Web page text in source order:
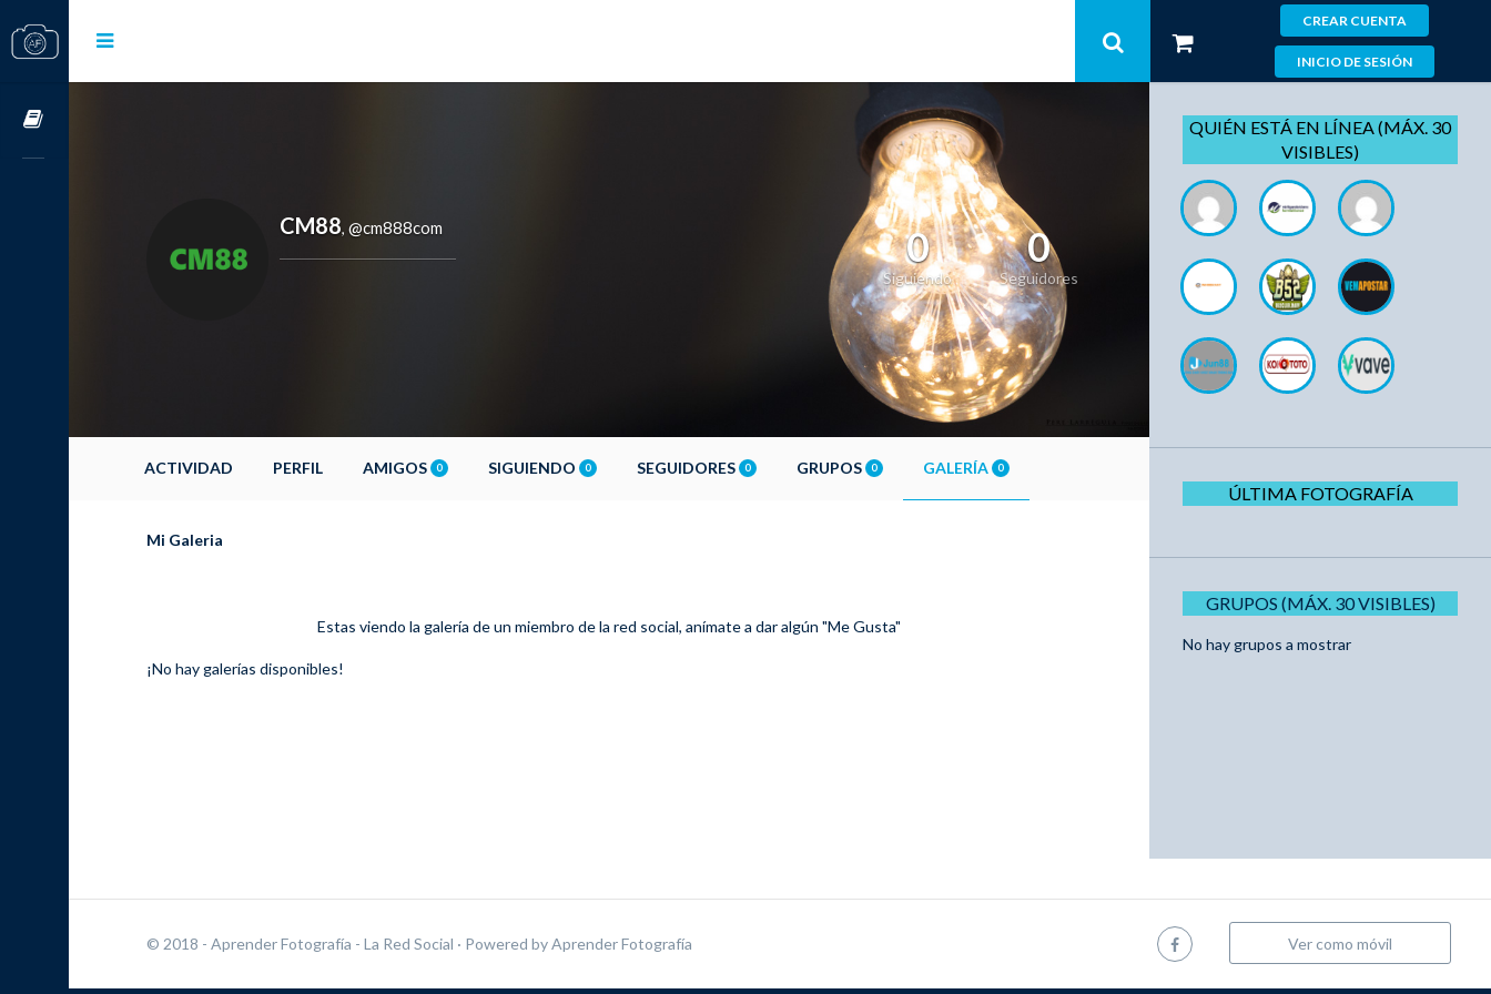
CREAR CUENTA
INICIO DE SESIÓN
CM88, @cm888com 0
Siguiendo
0
Seguidores
ACTIVIDAD PERFIL AMIGOS 0 SIGUIENDO 0 SEGUIDORES 0 GRUPOS 0 GALERÍA 0
Mi Galeria
Estas viendo la galería de un miembro de la red social, anímate a dar algún "Me Gusta"
¡No hay galerías disponibles!
QUIÉN ESTÁ EN LÍNEA (MÁX. 30
VISIBLES)
ÚLTIMA FOTOGRAFÍA
GRUPOS (MÁX. 30 VISIBLES)
No hay grupos a mostrar
© 2018 - Aprender Fotografía - La Red Social · Powered byAprender Fotografía